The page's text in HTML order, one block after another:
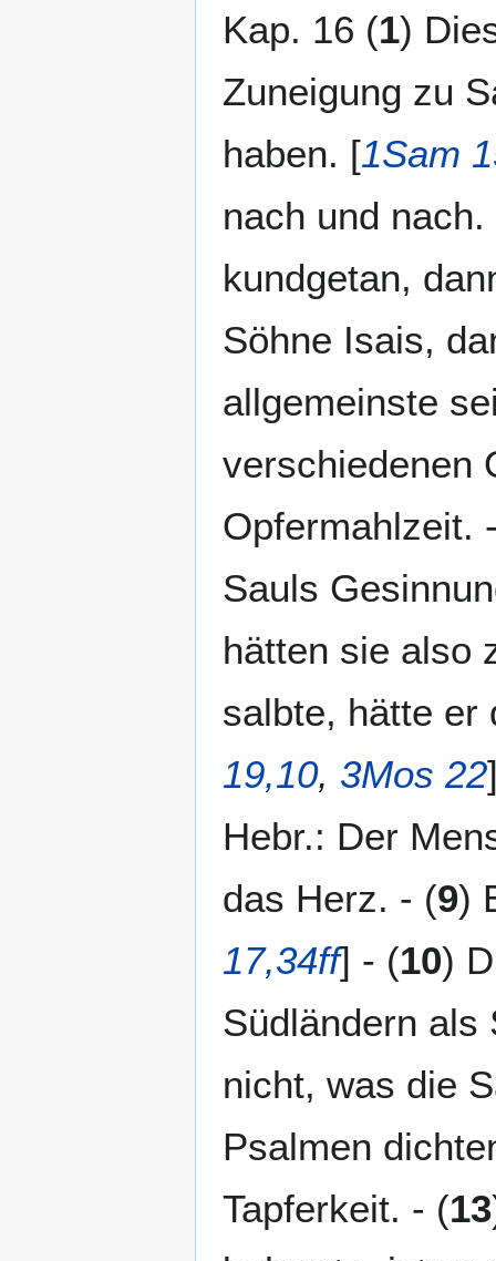
Kap. 16 (1)
Zuneigung zu
haben. [1Sam
nach und
kundgetan,
Söhne Isais,
allgemeinste
verschiedenen
Opfermahlzeit.
Sauls
hätten sie also
salbte, hätte er
19,10, 3Mos 22
Hebr.: Der
das Herz. - (9)
17,34ff] - (10)
Südländern als
nicht, was die
Psalmen
Tapferkeit. - (13